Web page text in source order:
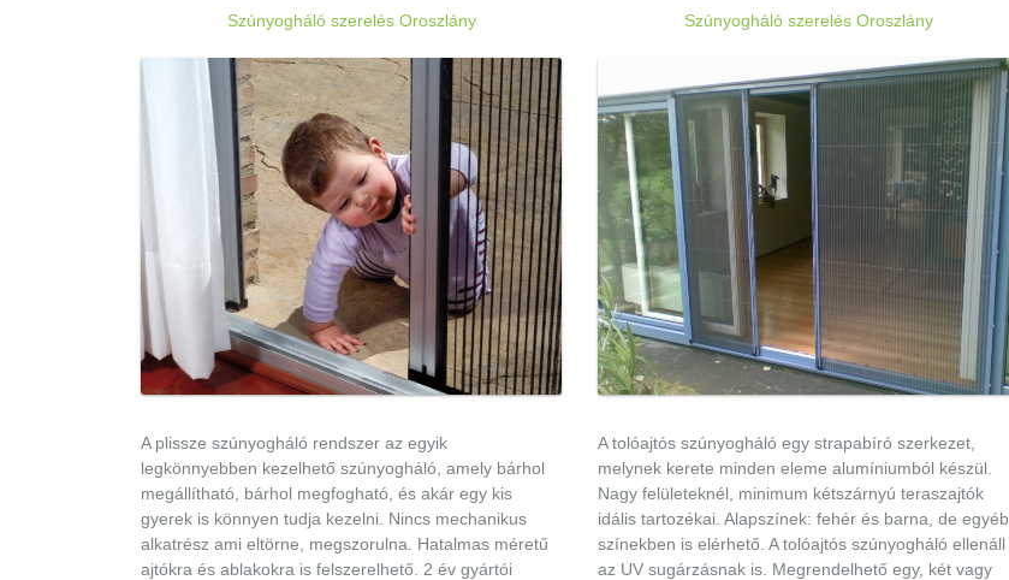
Szúnyogháló szerelés Oroszlány
A plissze szúnyogháló rendszer az egyik
legkönnyebben kezelhető szúnyogháló, amely bárhol
megállítható, bárhol megfogható, és akár egy kis
gyerek is könnyen tudja kezelni. Nincs mechanikus
alkatrész ami eltörne, megszorulna. Hatalmas méretű
ajtókra és ablakokra is felszerelhető. 2 év gyártói
Szúnyogháló szerelés Oroszlány
A tolóajtós szúnyogháló egy strapabíró szerkezet,
melynek kerete minden eleme alumíniumból készül.
Nagy felületeknél, minimum kétszárnyú teraszajtók
idális tartozékai. Alapszínek: fehér és barna, de egyéb
színekben is elérhető. A tolóajtós szúnyogháló ellenáll
az UV sugárzásnak is. Megrendelhető egy, két vagy